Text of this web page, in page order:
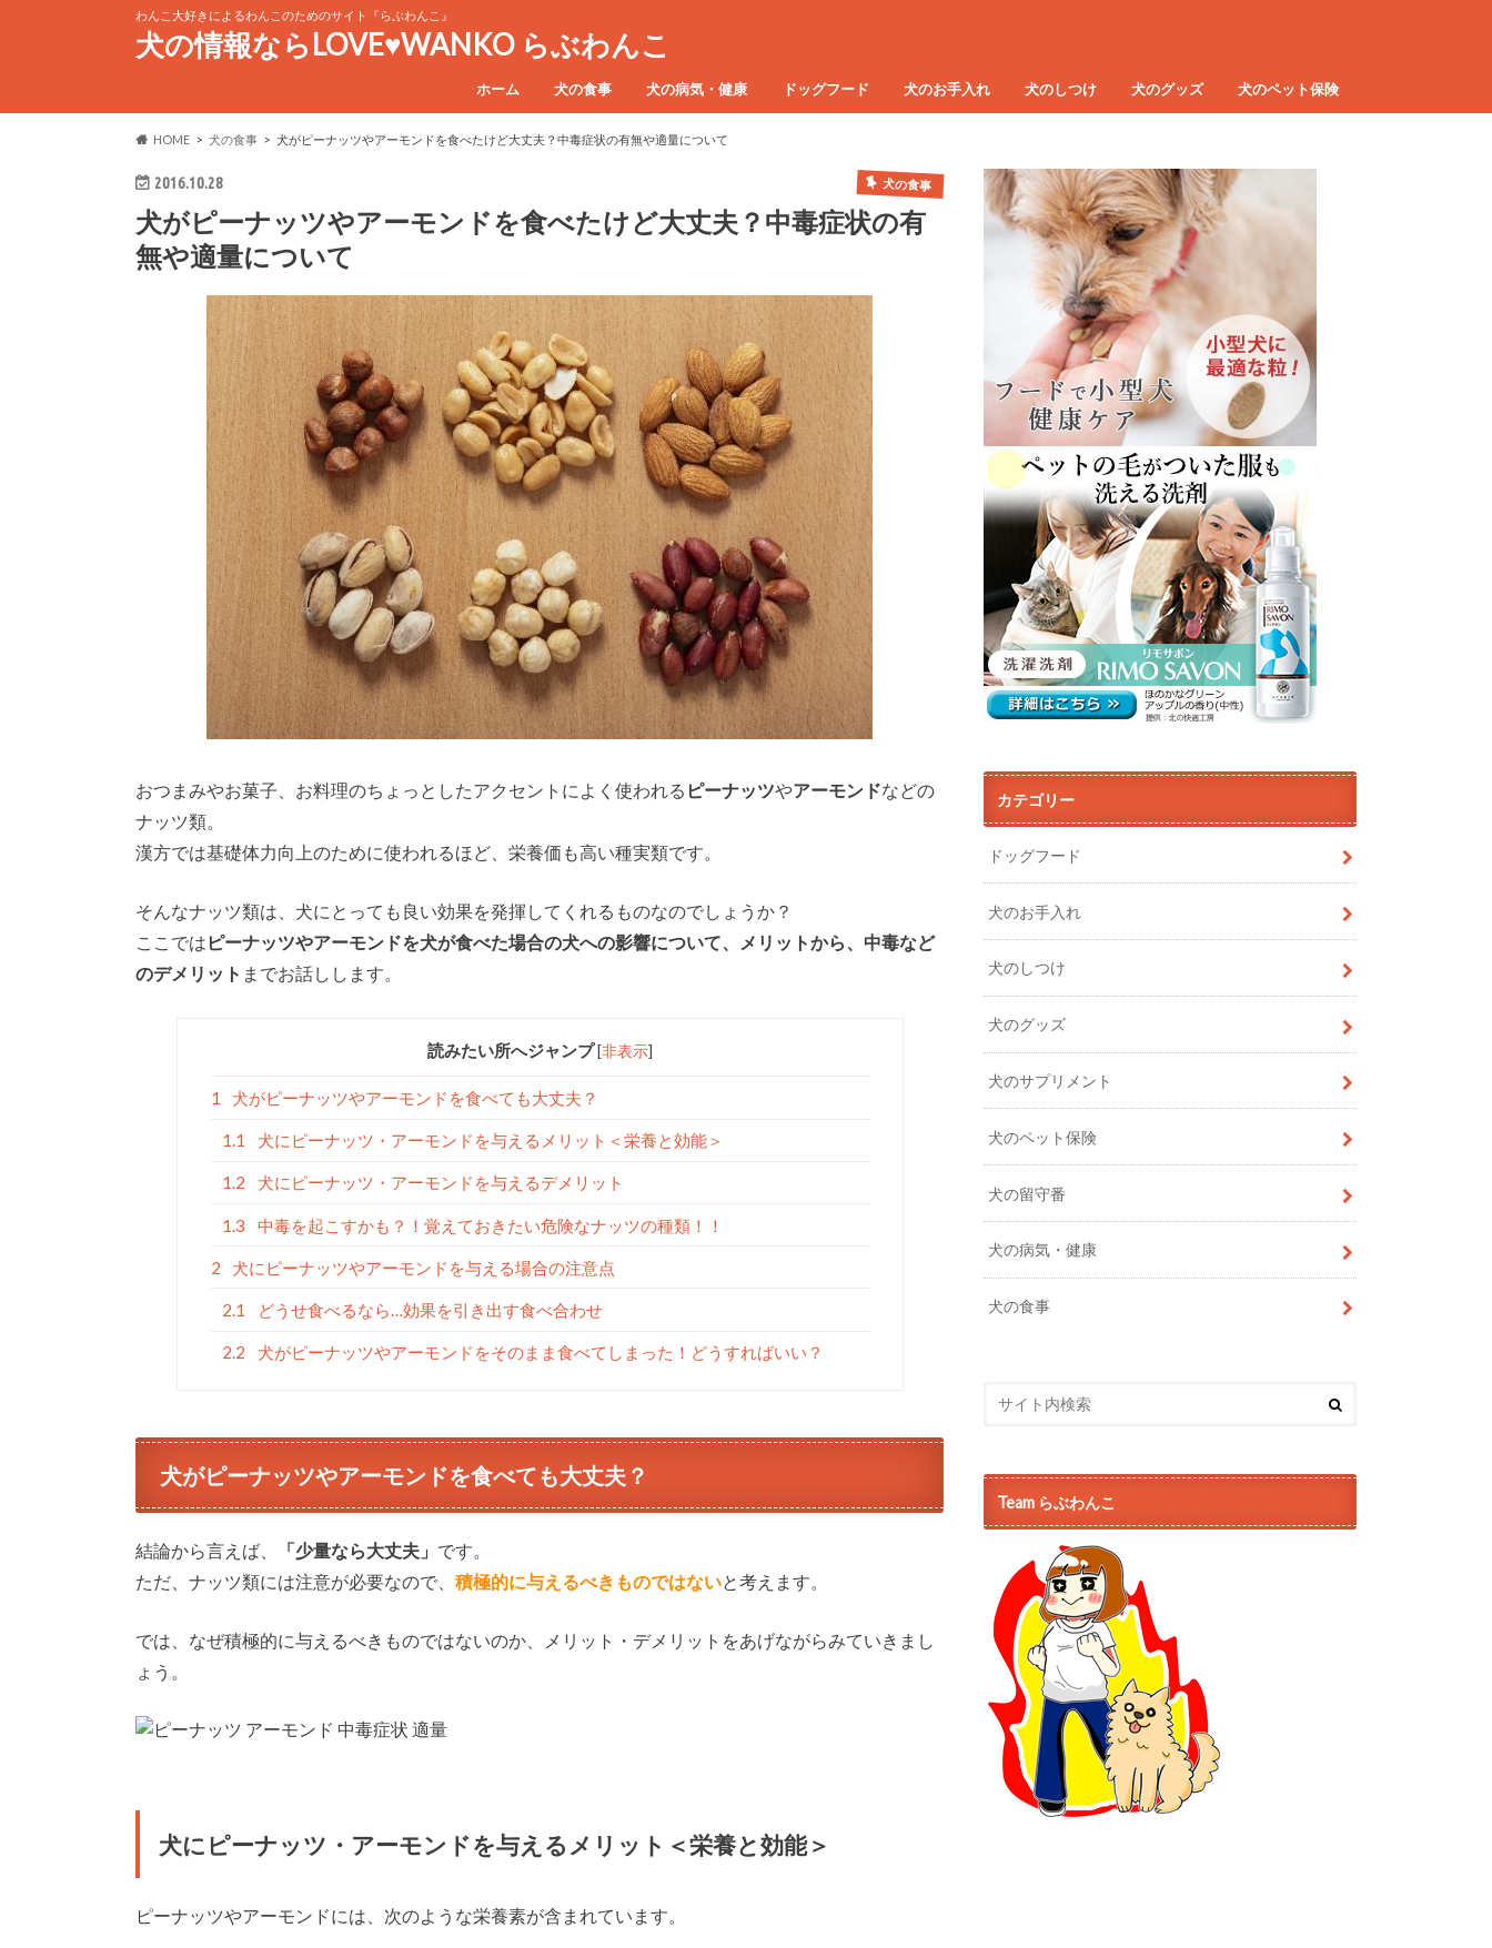
わんこ大好きによるわんこのためのサイト『らぶわんこ』
犬の情報ならLOVE♥WANKO らぶわんこ
ホーム 犬の食事 犬の病気・健康 ドッグフード 犬のお手入れ 犬のしつけ 犬のグッズ 犬のペット保険
HOME 犬の食事 犬がピーナッツやアーモンドを食べたけど大丈夫？中毒症状の有無や適量について
2016.10.28 犬の食事
犬がピーナッツやアーモンドを食べたけど大丈夫？中毒症状の有
無や適量について
おつまみやお菓子、お料理のちょっとしたアクセントによく使われる ピーナッツやアーモンドなどの
ナッツ類。
漢方では基礎体力向上のために使われるほど、栄養価も高い種実類です。
そんなナッツ類は、犬にとっても良い効果を発揮してくれるものなのでしょうか？
ここでは ピーナッツやアーモンドを犬が食べた場合の犬への影響について、メリットから、中毒など
のデメリット までお話しします。
読みたい所へジャンプ [非表示]
1 犬がピーナッツやアーモンドを食べても大丈夫？
1.1 犬にピーナッツ・アーモンドを与えるメリット＜栄養と効能＞
1.2 犬にピーナッツ・アーモンドを与えるデメリット
1.3 中毒を起こすかも？！覚えておきたい危険なナッツの種類！！
2 犬にピーナッツやアーモンドを与える場合の注意点
2.1 どうせ食べるなら…効果を引き出す食べ合わせ
2.2 犬がピーナッツやアーモンドをそのまま食べてしまった！どうすればいい？
犬がピーナッツやアーモンドを食べても大丈夫？
結論から言えば、 「少量なら大丈夫」 です。
ただ、ナッツ類には注意が必要なので、 積極的に与えるべきものではないと考えます。
では、なぜ積極的に与えるべきものではないのか、メリット・デメリットをあげながらみていきまし
ょう。
犬にピーナッツ・アーモンドを与えるメリット＜栄養と効能＞
ピーナッツやアーモンドには、次のような栄養素が含まれています。
カテゴリー
ドッグフード
犬のお手入れ
犬のしつけ
犬のグッズ
犬のサプリメント
犬のペット保険
犬の留守番
犬の病気・健康
犬の食事
Team らぶわんこ